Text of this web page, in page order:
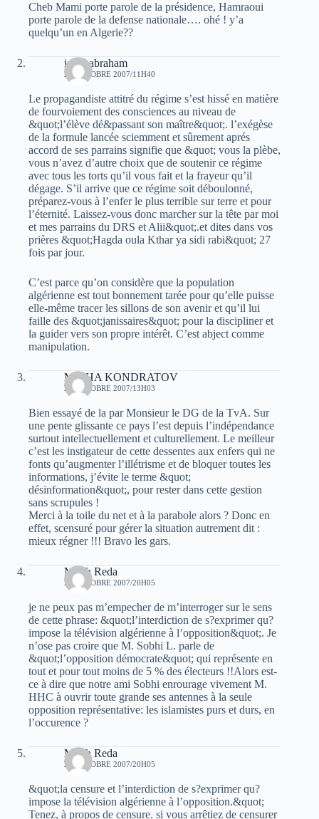
Cheb Mami porte parole de la présidence, Hamraoui
porte parole de la defense nationale…. ohé ! y’a
quelqu’un en Algerie??
isaac abraham
23 OCTOBRE 2007/11H40
Le propagandiste attitré du régime s’est hissé en matière
de fourvoiement des consciences au niveau de
&quot;l’élève dé&passant son maître&quot;. l’exégèse
de la formule lancée sciemment et sûrement aprés
accord de ses parrains signifie que &quot; vous la plèbe,
vous n’avez d’autre choix que de soutenir ce régime
avec tous les torts qu’il vous fait et la frayeur qu’il
dégage. S’il arrive que ce régime soit déboulonné,
préparez-vous à l’enfer le plus terrible sur terre et pour
l’éternité. Laissez-vous donc marcher sur la tête par moi
et mes parrains du DRS et Alii&quot;.et dites dans vos
prières &quot;Hagda oula Kthar ya sidi rabi&quot; 27
fois par jour.
C’est parce qu’on considère que la population
algérienne est tout bonnement tarée pour qu’elle puisse
elle-même tracer les sillons de son avenir et qu’il lui
faille des &quot;janissaires&quot; pour la discipliner et
la guider vers son propre intérêt. C’est abject comme
manipulation.
MICHA KONDRATOV
23 OCTOBRE 2007/13H03
Bien essayé de la par Monsieur le DG de la TvA. Sur
une pente glissante ce pays l’est depuis l’indépendance
surtout intellectuellement et culturellement. Le meilleur
c’est les instigateur de cette dessentes aux enfers qui ne
fonts qu’augmenter l’illétrisme et de bloquer toutes les
informations, j’évite le terme &quot;
désinformation&quot;, pour rester dans cette gestion
sans scrupules !
Merci à la toile du net et à la parabole alors ? Donc en
effet, scensuré pour gérer la situation autrement dit :
mieux régner !!! Bravo les gars.
Mouh Reda
23 OCTOBRE 2007/20H05
je ne peux pas m’empecher de m’interroger sur le sens
de cette phrase: &quot;l’interdiction de s?exprimer qu?
impose la télévision algérienne à l’opposition&quot;. Je
n’ose pas croire que M. Sobhi L. parle de
&quot;l’opposition démocrate&quot; qui représente en
tout et pour tout moins de 5 % des électeurs !!Alors est-
ce à dire que notre ami Sobhi enrourage vivement M.
HHC à ouvrir toute grande ses antennes à la seule
opposition représentative: les islamistes purs et durs, en
l’occurence ?
Mouh Reda
23 OCTOBRE 2007/20H05
&quot;la censure et l’interdiction de s?exprimer qu?
impose la télévision algérienne à l’opposition.&quot;
Tenez, à propos de censure. si vous arrêtiez de censurer